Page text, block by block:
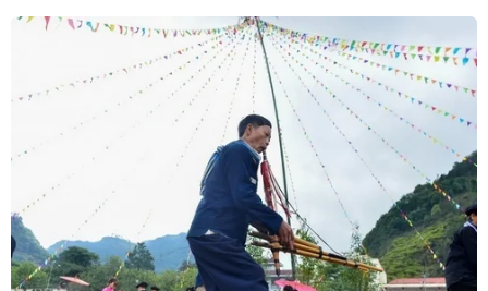
Các tay súng Houthi tại Yemen. (Ảnh: AFP/TTXVN)
Chính phủ được quốc tế công nhận tại Yemen
cáo buộc lực lượng Hồi giáo dòng Shi'ite Houthi